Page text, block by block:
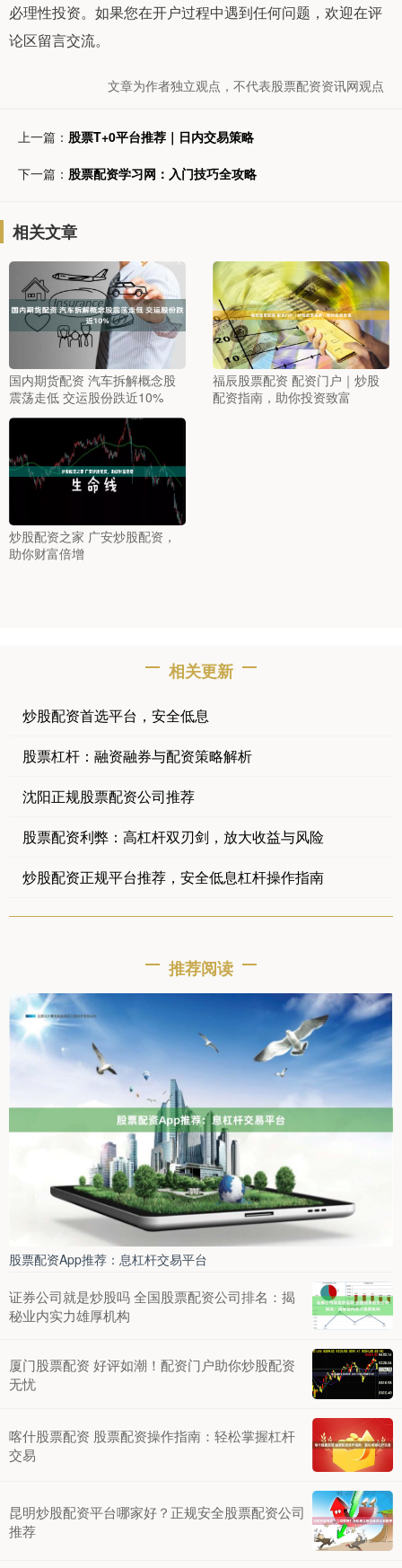
必理性投资。如果您在开户过程中遇到任何问题，欢迎在评
论区留言交流。
文章为作者独立观点，不代表股票配资资讯网观点
上一篇： 股票T+0平台推荐｜日内交易策略
下一篇： 股票配资学习网：入门技巧全攻略
相关文章
国内期货配资 汽车拆解概念股
震荡走低 交运股份跌近10%
福辰股票配资 配资门户｜炒股
配资指南，助你投资致富
炒股配资之家 广安炒股配资，
助你财富倍增
相关更新
炒股配资首选平台，安全低息
股票杠杆：融资融券与配资策略解析
沈阳正规股票配资公司推荐
股票配资利弊：高杠杆双刃剑，放大收益与风险
炒股配资正规平台推荐，安全低息杠杆操作指南
推荐阅读
股票配资App推荐：息杠杆交易平台
证券公司就是炒股吗 全国股票配资公司排名：揭
秘业内实力雄厚机构
厦门股票配资 好评如潮！配资门户助你炒股配资
无忧
喀什股票配资 股票配资操作指南：轻松掌握杠杆
交易
昆明炒股配资平台哪家好？正规安全股票配资公司
推荐